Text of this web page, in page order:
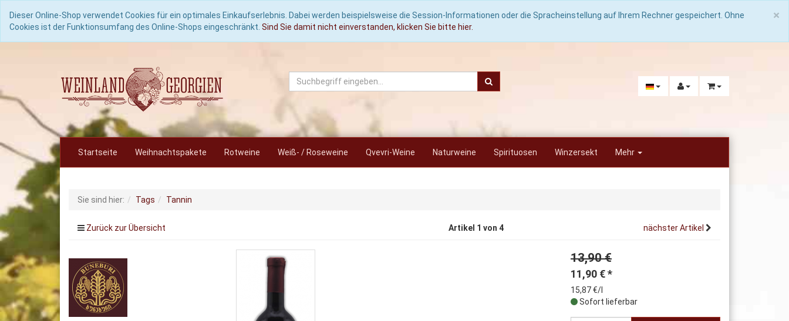
×
Dieser Online-Shop verwendet Cookies für ein optimales Einkaufserlebnis. Dabei werden beispielsweise die Session-Informationen oder die Spracheinstellung auf Ihrem Rechner gespeichert. Ohne
Cookies ist der Funktionsumfang des Online-Shops eingeschränkt. Sind Sie damit nicht einverstanden, klicken Sie bitte hier.
Startseite Weihnachtspakete Rotweine Weiß- / Roseweine Qvevri-Weine Naturweine Spirituosen Winzersekt Mehr
Sie sind hier: Tags Tannin
Zurück zur Übersicht Artikel 1 von 4 nächster Artikel
13,90 €
11,90 €*
15,87 €/l
Sofort lieferbar